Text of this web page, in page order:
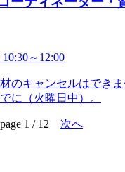
～12:00
のキャンセルはでき
に（火曜日中）。
page 1 / 12 次へ